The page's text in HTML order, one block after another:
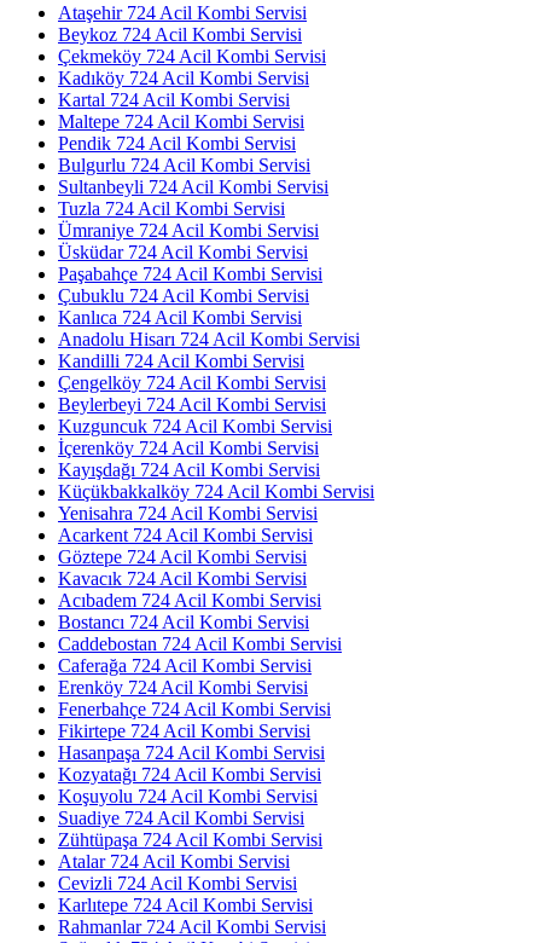
Ataşehir 724 Acil Kombi Servisi
Beykoz 724 Acil Kombi Servisi
Çekmeköy 724 Acil Kombi Servisi
Kadıköy 724 Acil Kombi Servisi
Kartal 724 Acil Kombi Servisi
Maltepe 724 Acil Kombi Servisi
Pendik 724 Acil Kombi Servisi
Bulgurlu 724 Acil Kombi Servisi
Sultanbeyli 724 Acil Kombi Servisi
Tuzla 724 Acil Kombi Servisi
Ümraniye 724 Acil Kombi Servisi
Üsküdar 724 Acil Kombi Servisi
Paşabahçe 724 Acil Kombi Servisi
Çubuklu 724 Acil Kombi Servisi
Kanlıca 724 Acil Kombi Servisi
Anadolu Hisarı 724 Acil Kombi Servisi
Kandilli 724 Acil Kombi Servisi
Çengelköy 724 Acil Kombi Servisi
Beylerbeyi 724 Acil Kombi Servisi
Kuzguncuk 724 Acil Kombi Servisi
İçerenköy 724 Acil Kombi Servisi
Kayışdağı 724 Acil Kombi Servisi
Küçükbakkalköy 724 Acil Kombi Servisi
Yenisahra 724 Acil Kombi Servisi
Acarkent 724 Acil Kombi Servisi
Göztepe 724 Acil Kombi Servisi
Kavacık 724 Acil Kombi Servisi
Acıbadem 724 Acil Kombi Servisi
Bostancı 724 Acil Kombi Servisi
Caddebostan 724 Acil Kombi Servisi
Caferağa 724 Acil Kombi Servisi
Erenköy 724 Acil Kombi Servisi
Fenerbahçe 724 Acil Kombi Servisi
Fikirtepe 724 Acil Kombi Servisi
Hasanpaşa 724 Acil Kombi Servisi
Kozyatağı 724 Acil Kombi Servisi
Koşuyolu 724 Acil Kombi Servisi
Suadiye 724 Acil Kombi Servisi
Zühtüpaşa 724 Acil Kombi Servisi
Atalar 724 Acil Kombi Servisi
Cevizli 724 Acil Kombi Servisi
Karlıtepe 724 Acil Kombi Servisi
Rahmanlar 724 Acil Kombi Servisi